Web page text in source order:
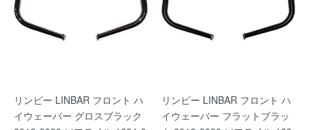
リンビー LINBAR フロント ハ
イウェーバー グロスブラック
リンビー LINBAR フロント ハ
イウェーバー フラットブラッ